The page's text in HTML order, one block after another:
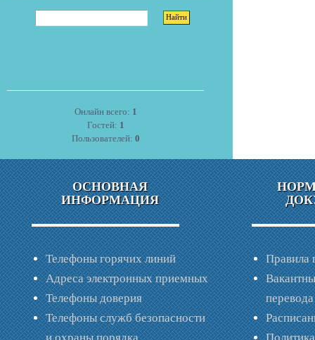
Онлайн всего: 1
Гостей: 1
Пользователей: 0
ОСНОВНАЯ
ИНФОРМАЦИЯ
Телефоны горячих линий
Адреса электронных приемных
Телефоны доверия
Телефоны служб безопасности
Правила
перевода